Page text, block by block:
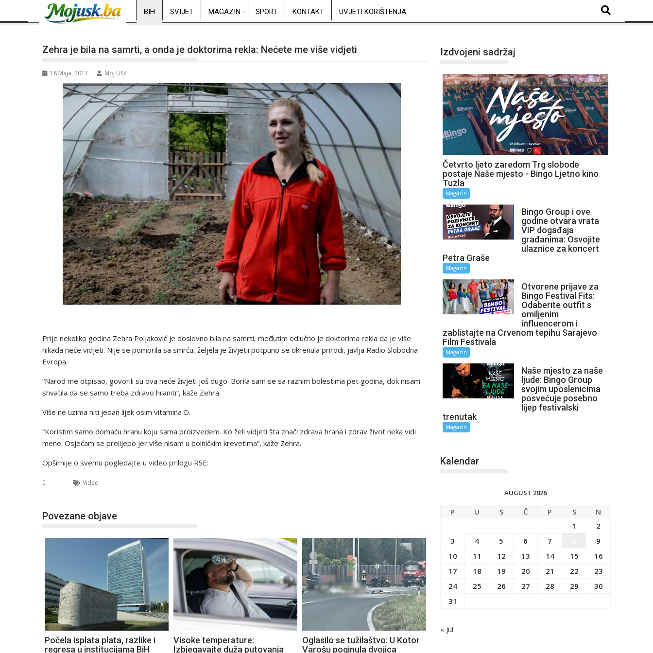
BIH SVIJET MAGAZIN SPORT KONTAKT UVJETI KORIŠTENJA
Zehra je bila na samrti, a onda je doktorima rekla: Nećete me više vidjeti
18 Maja, 2017 Moj USK
Prije nekoliko godina Zehra Poljaković je doslovno bila na samrti, međutim odlučno je doktorima rekla da je više
nikada neće vidjeti. Nije se pomorila sa smrću, željela je živjetii potpuno se okrenula prirodi, javlja Radio Slobodna
Evropa.
“Narod me otpisao, govorili su ova neće živjeti još dugo. Borila sam se sa raznim bolestima pet godina, dok nisam
shvatila da se samo treba zdravo hraniti”, kaže Zehra.
Više ne uzima niti jedan lijek osim vitamina D.
“Koristim samo domaću hranu koju sama proizvedem. Ko želi vidjeti šta znači zdrava hrana i zdrav život neka vidi
mene. Osjećam se prelijepo jer više nisam u bolničkim krevetima”, kaže Zehra.
Opširnije o svemu pogledajte u video prilogu RSE:
Video
Povezane objave
Počela isplata plata, razlike i
regresa u institucijama BiH
Visoke temperature:
Izbjegavajte duža putovanja
Oglasilo se tužilaštvo: U Kotor
Varošu poginula dvojica
Izdvojeni sadržaj
Četvrto ljeto zaredom Trg slobode
postaje Naše mjesto - Bingo Ljetno kino
Tuzla
Magazin
Bingo Group i ove
godine otvara vrata
VIP događaja
građanima: Osvojite
ulaznice za koncert
Petra Graše
Magazin
Otvorene prijave za
Bingo Festival Fits:
Odaberite outfit s
omiljenim
influencerom i
zablistajte na Crvenom tepihu Sarajevo
Film Festivala
Magazin
Naše mjesto za naše
ljude: Bingo Group
svojim uposlenicima
posvećuje posebno
lijep festivalski
trenutak
Magazin
Kalendar
AUGUST 2026
P U S Č P S
N
1
2
3
4 5 6 7
9
10
11 12 13 14 15
16
17
18 19 20 21 22
23
24
25 26 27 28 29
30
31
« jul